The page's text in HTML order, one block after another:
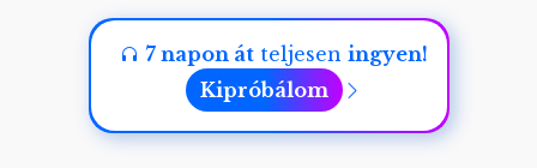
7 napon átteljesen ingyen!
Kipróbálom